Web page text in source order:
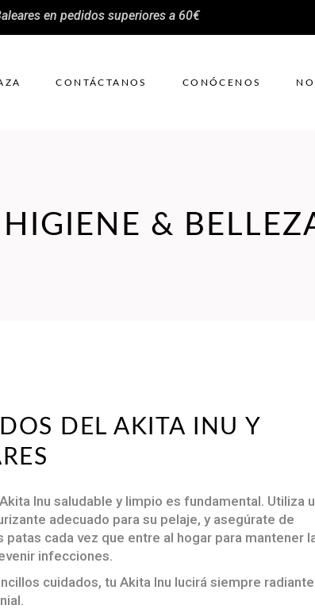
en pedidos superiores a 60€
CONTÁCTANOS CONÓCENOS
&
DEL AKITA INU Y
Inu saludable y limpio es fundamental. Utiliza
adecuado para su pelaje, y asegúrate de
patas cada vez que entre al hogar para mantener
infecciones.
cuidados, tu Akita Inu lucirá siempre